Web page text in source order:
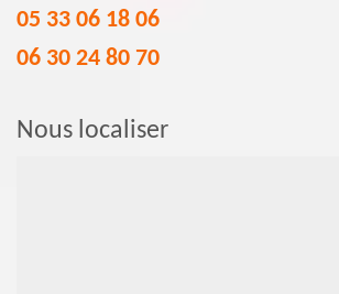
05 33 06 18 06
06 30 24 80 70
Nous localiser